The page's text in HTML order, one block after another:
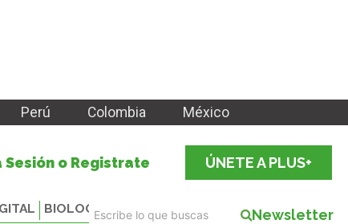
Perú Colombia México
Sesión o Registrate ÚNETE A PLUS+
BIOLOGICALS Newsletter